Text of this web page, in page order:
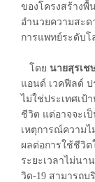
ของโครงสร้างพื้
อำนวยความสะ
การแพทย์ระดับ
โดย นายสุรเช
แอนด์ เวคฟีลด์ ป
ไม่ใช่ประเทศเป้
ชีวิต แต่อาจจะเ
เหตุการณ์ความไ
ผลต่อการใช้ชีวิต
ระยะเวลาไม่นา
วิด-19 สามารถบ